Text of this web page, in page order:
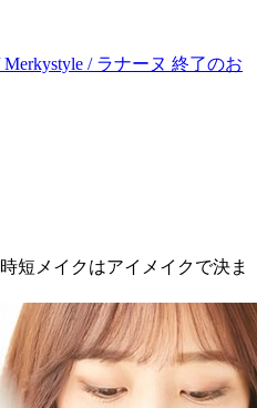
Merkystyle / ラナーヌ 終了のお
短メイクはアイメイクで決ま